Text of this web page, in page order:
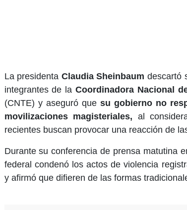
La presidenta Claudia Sheinbaum descartó
integrantes de la Coordinadora Nacional
(CNTE) y aseguró quesu gobierno no
movilizaciones magisteriales, al
recientes buscan provocar una reacción de
Durante su conferencia de prensa matutina
federal condenó los actos de violencia
y afirmó que difieren de las formas